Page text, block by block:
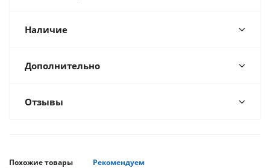
Наличие
Дополнительно
Отзывы
Похожие товары Рекомендуем